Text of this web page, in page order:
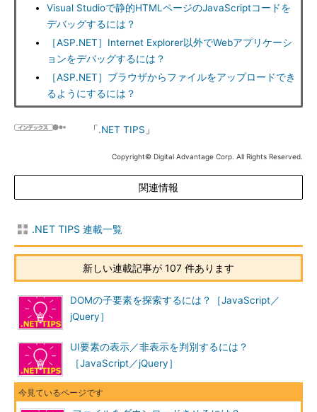
Visual Studioで静的HTMLページのJavaScriptコードを
デバッグするには？
［ASP.NET］Internet Explorer以外でWebアプリケーシ
ョンをデバッグするには？
［ASP.NET］ブラウザからファイルをアップロードでき
るようにするには？
「.NET TIPS 」
Copyright© Digital Advantage Corp. All Rights Reserved.
関連情報
.NET TIPS 連載一覧
新しい連載記事が 107 件あります
DOMの子要素を探索するには？［JavaScript／
jQuery］
UI要素の表示／非表示を判別するには？
［JavaScript／jQuery］